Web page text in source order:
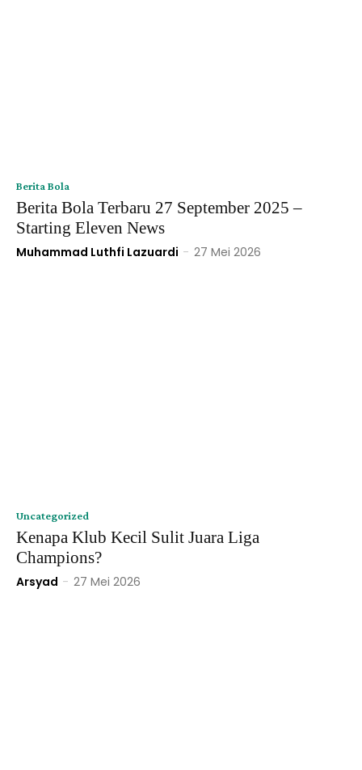
Berita Bola
Berita Bola Terbaru 27 September 2025 –
Starting Eleven News
Muhammad Luthfi Lazuardi - 27 Mei 2026
Uncategorized
Kenapa Klub Kecil Sulit Juara Liga
Champions?
Arsyad - 27 Mei 2026